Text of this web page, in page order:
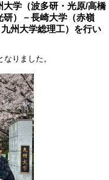
大学（波多研・光原/高橋
）－長崎大学（赤嶺
州大学総理工）を行い
りました。